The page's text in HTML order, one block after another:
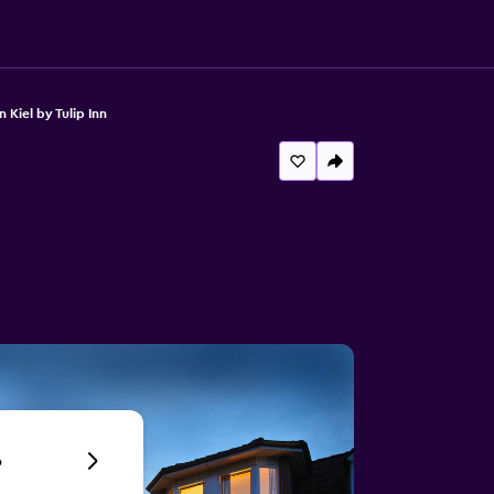
Kiel by Tulip Inn